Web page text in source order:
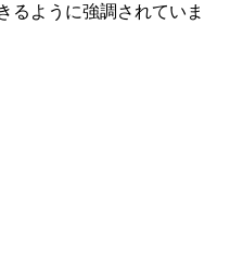
るように強調されていま